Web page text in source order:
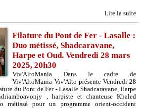
Lire la suite
Filature du Pont de Fer - Lasalle :
Duo métissé, Shadcaravane,
Harpe et Oud. Vendredi 28 mars
2025, 20h30
Viv'AltoMania Dans le cadre de
Viv'AltoMania Viv'Alto présente Vendredi 28
du Pont de Fer - Lasalle Shadcaravane, Harpe
, harpiste et chanteuse Khaled
métissé pour un programme orient-occident